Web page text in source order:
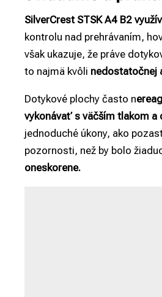
SilverCrest STSK A4 B2
kontrolu nad prehrávaním,
však ukazuje, že práve
to najmä kvôli nedostatočnej
Dotykové plochy často n
vykonávať s väčším tlakom a
jednoduché úkony, ako
pozornosti, než by bolo
oneskorene.